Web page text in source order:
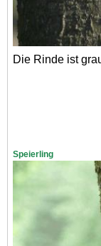
Die Rinde ist
Speierling